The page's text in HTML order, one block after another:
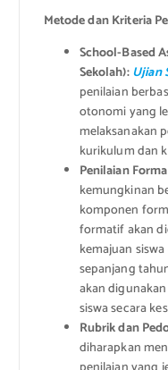
Metode dan Kriteria
School-Based
Sekolah):Ujian
penilaian
otonomi yang
melaksanakan
kurikulum dan
Penilaian
kemungkinan
komponen
formatif akan
kemajuan
sepanjang
akan
siswa secara
Rubrik dan
diharapkan